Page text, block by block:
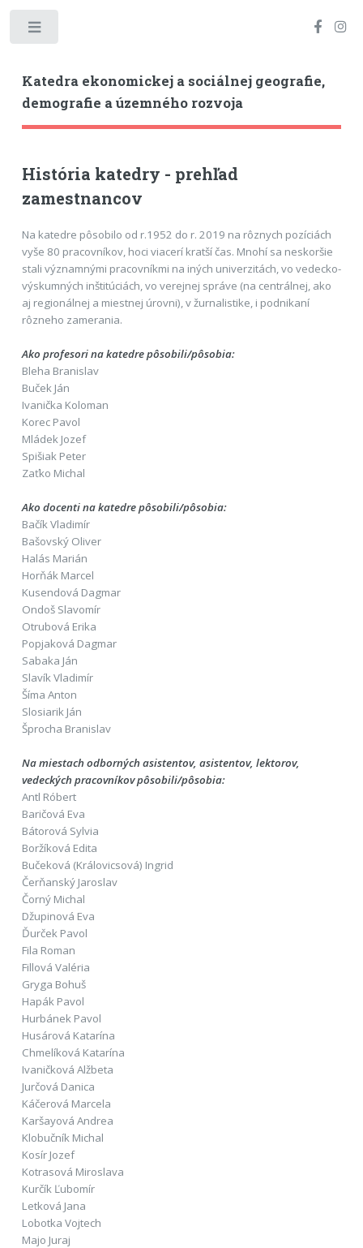
Katedra ekonomickej a sociálnej geografie,
demografie a územného rozvoja
História katedry - prehľad
zamestnancov
Na katedre pôsobilo od r.1952 do r. 2019 na rôznych pozíciách
vyše 80 pracovníkov, hoci viacerí kratší čas. Mnohí sa neskoršie
stali významnými pracovníkmi na iných univerzitách, vo vedecko-
výskumných inštitúciách, vo verejnej správe (na centrálnej, ako
aj regionálnej a miestnej úrovni), v žurnalistike, i podnikaní
rôzneho zamerania.
Ako profesori na katedre pôsobili/pôsobia:
Bleha Branislav
Buček Ján
Ivanička Koloman
Korec Pavol
Mládek Jozef
Spišiak Peter
Zaťko Michal
Ako docenti na katedre pôsobili/pôsobia:
Bačík Vladimír
Bašovský Oliver
Halás Marián
Horňák Marcel
Kusendová Dagmar
Ondoš Slavomír
Otrubová Erika
Popjaková Dagmar
Sabaka Ján
Slavík Vladimír
Šíma Anton
Slosiarik Ján
Šprocha Branislav
Na miestach odborných asistentov, asistentov, lektorov,
vedeckých pracovníkov pôsobili/pôsobia:
Antl Róbert
Baričová Eva
Bátorová Sylvia
Boržíková Edita
Bučeková (Královicsová) Ingrid
Čerňanský Jaroslav
Čorný Michal
Džupinová Eva
Ďurček Pavol
Fila Roman
Fillová Valéria
Gryga Bohuš
Hapák Pavol
Hurbánek Pavol
Husárová Katarína
Chmelíková Katarína
Ivaničková Alžbeta
Jurčová Danica
Káčerová Marcela
Karšayová Andrea
Klobučník Michal
Kosír Jozef
Kotrasová Miroslava
Kurčík Ľubomír
Letková Jana
Lobotka Vojtech
Majo Juraj